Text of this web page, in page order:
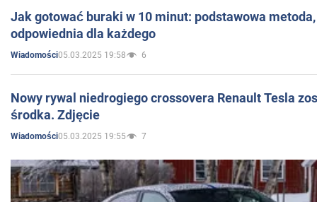
Jak gotować buraki w 10 minut: podstawowa
odpowiednia dla każdego
Wiadomości05.03.2025 19:58 6
Nowy rywal niedrogiego crossovera Renault Tesla
środka. Zdjęcie
Wiadomości05.03.2025 19:55 7